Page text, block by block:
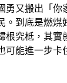
勇又搬出「你
。到底是燃煤
根究柢，其實
可能進一步卡